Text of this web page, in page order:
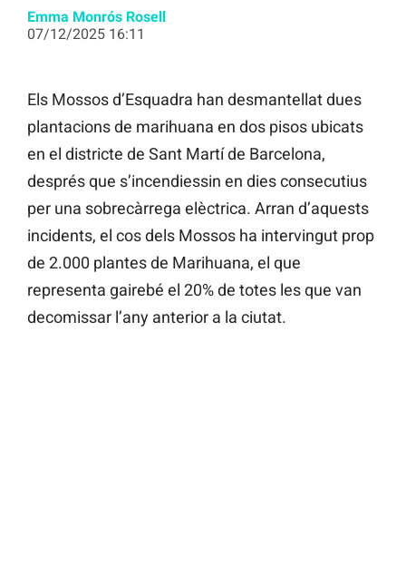
Emma Monrós Rosell
07/12/2025 16:11
Els Mossos d’Esquadra han desmantellat dues
plantacions de marihuana en dos pisos ubicats
en el districte de Sant Martí de Barcelona,
després que s’incendiessin en dies consecutius
per una sobrecàrrega elèctrica. Arran d’aquests
incidents, el cos dels Mossos ha intervingut prop
de 2.000 plantes de Marihuana, el que
representa gairebé el 20% de totes les que van
decomissar l’any anterior a la ciutat.